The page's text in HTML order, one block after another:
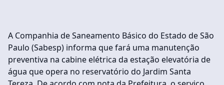
A Companhia de Saneamento Básico do Estado de São
Paulo (Sabesp) informa que fará uma manutenção
preventiva na cabine elétrica da estação elevatória de
água que opera no reservatório do Jardim Santa